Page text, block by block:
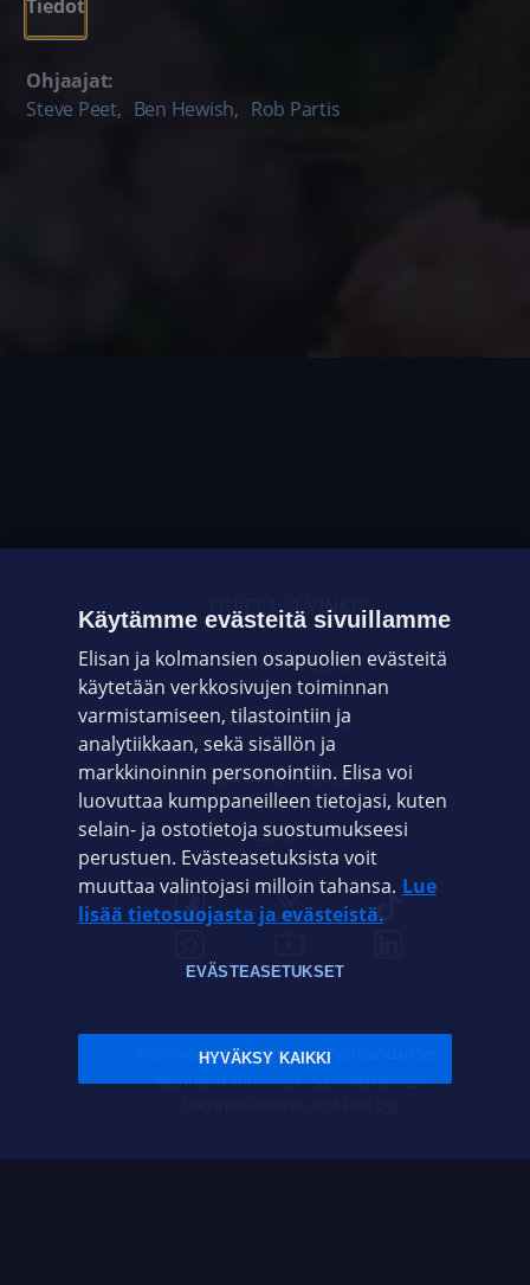
Tiedot
Ohjaajat:
Steve Peet, Ben Hewish, Rob Partis
OHJEET JA VINKIT
OMAYHTEISÖ
VIANSELVITYS
ASIAKASPALVELU
ELISA.FI
Sopimusehdot Tietosuoja Evästeasetukset
Sääntelyviranomaiset Saavutettavuus
Käytämme evästeitä sivuillamme
Elisan ja kolmansien osapuolien evästeitä
käytetään verkkosivujen toiminnan
varmistamiseen, tilastointiin ja
analytiikkaan, sekä sisällön ja
markkinoinnin personointiin. Elisa voi
luovuttaa kumppaneilleen tietojasi, kuten
selain- ja ostotietoja suostumukseesi
perustuen. Evästeasetuksista voit
muuttaa valintojasi milloin tahansa. Lue
lisää tietosuojasta ja evästeistä.
EVÄSTEASETUKSET
HYVÄKSY KAIKKI